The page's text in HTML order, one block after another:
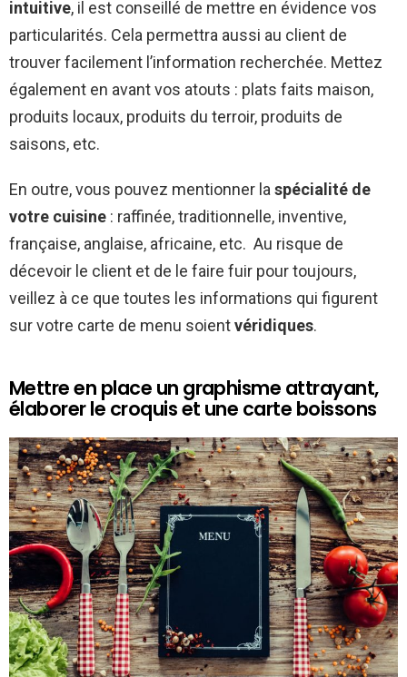
intuitive, il est conseillé de mettre en évidence vos
particularités. Cela permettra aussi au client de
trouver facilement l’information recherchée. Mettez
également en avant vos atouts : plats faits maison,
produits locaux, produits du terroir, produits de
saisons, etc.
En outre, vous pouvez mentionner la spécialité de
votre cuisine : raffinée, traditionnelle, inventive,
française, anglaise, africaine, etc. Au risque de
décevoir le client et de le faire fuir pour toujours,
veillez à ce que toutes les informations qui figurent
sur votre carte de menu soientvéridiques.
Mettre en place un graphisme attrayant,
élaborer le croquis et une carte boissons